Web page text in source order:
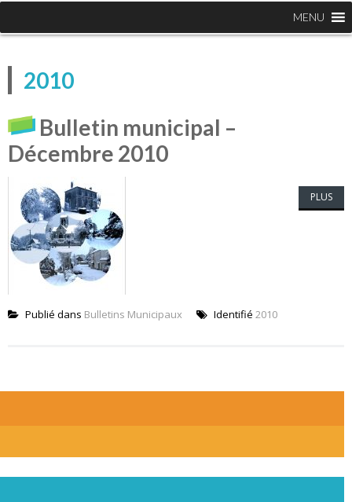
MENU
2010
Bulletin municipal –
Décembre 2010
PLUS
Publié dans Bulletins Municipaux Identifié 2010